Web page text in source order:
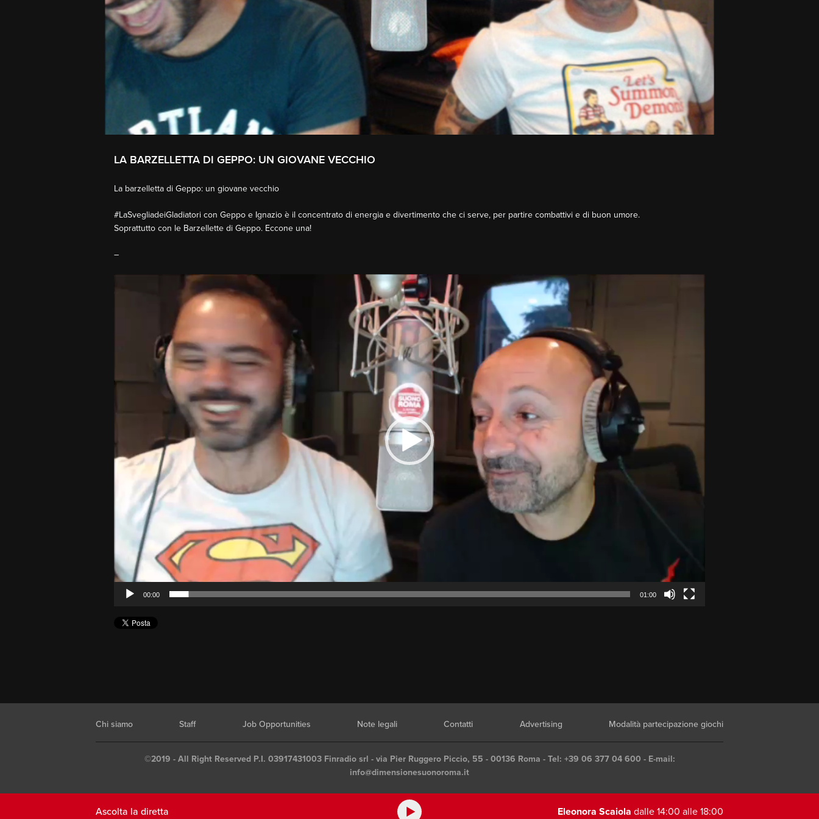
Ascolta la diretta Eleonora Scaiola dalle 14:00 alle 18:00
LA BARZELLETTA DI GEPPO: UN GIOVANE VECCHIO
La barzelletta di Geppo: un giovane vecchio
#LaSvegliadeiGladiatori con Geppo e Ignazio è il concentrato di energia e divertimento che ci serve, per partire combattivi e di buon umore.
Soprattutto con le Barzellette di Geppo. Eccone una!
–
00:00 01:00
Chi siamo Staff Job Opportunities Note legali Contatti Advertising Modalità partecipazione giochi
©2019 - All Right Reserved P.I. 03917431003 Finradio srl - via Pier Ruggero Piccio, 55 - 00136 Roma - Tel: +39 06 377 04 600 - E-mail:
info@dimensionesuonoroma.it